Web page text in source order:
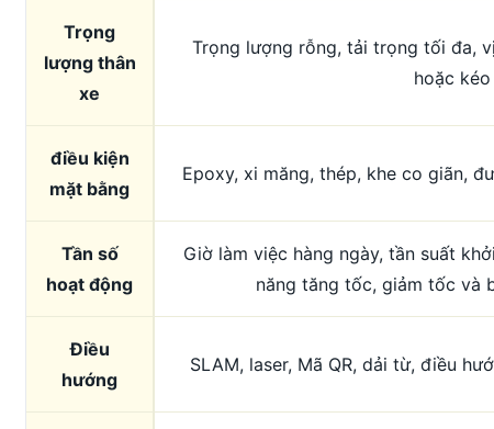
Trọng
lượng thân
xe
Trọng lượng rỗng, tải trọng tối đa,
hoặc kéo
điều kiện
mặt bằng
Epoxy, xi măng, thép, khe co giãn,
Tần số
hoạt động
Giờ làm việc hàng ngày, tần suất
năng tăng tốc, giảm tốc và
Điều
hướng
SLAM, laser, Mã QR, dải từ, điều